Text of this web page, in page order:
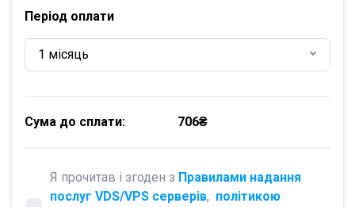
Період оплати
1 місяць
Сума до сплати: 706₴
Я прочитав і згоден з Правилами надання
послуг VDS/VPS серверів, політикою